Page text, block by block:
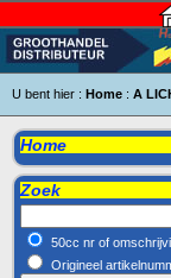
U bent hier : Home : A
Home
Zoek
50cc nr of
Origineel